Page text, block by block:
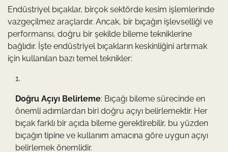
Endüstriyel bıçaklar, birçok sektörde kesim işlemlerinde
vazgeçilmez araçlardır. Ancak, bir bıçağın işlevselliği ve
performansı, doğru bir şekilde bileme tekniklerine
bağlıdır. İşte endüstriyel bıçakların keskinliğini artırmak
için kullanılan bazı temel teknikler:
Doğru Açıyı Belirleme: Bıçağı bileme sürecinde en
önemli adımlardan biri doğru açıyı belirlemektir. Her
bıçak farklı bir açıda bileme gerektirebilir, bu yüzden
bıçağın tipine ve kullanım amacına göre uygun açıyı
belirlemek önemlidir.